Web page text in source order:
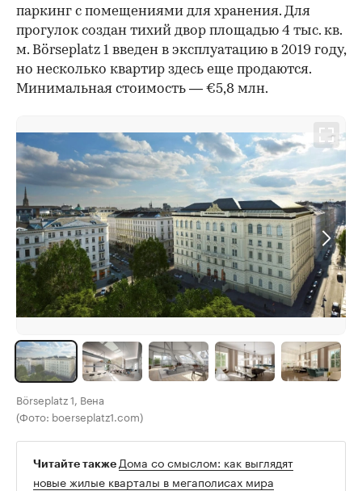
паркинг с помещениями для хранения. Для
прогулок создан тихий двор площадью 4 тыс. кв.
м. Börseplatz 1 введен в эксплуатацию в 2019 году,
но несколько квартир здесь еще продаются.
Минимальная стоимость — €5,8 млн.
Börseplatz 1, Вена
(Фото: boerseplatz1.com)
Читайте также Дома со смыслом: как выглядят
новые жилые кварталы в мегаполисах мира